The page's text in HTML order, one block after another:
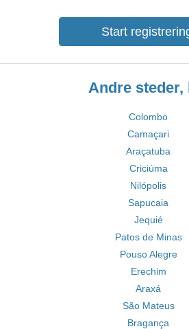
Start
Andre steder,
Colombo
Camaçari
Araçatuba
Criciúma
Nilópolis
Sapucaia
Jequié
Patos de Minas
Pouso Alegre
Erechim
Araxá
São Mateus
Bragança